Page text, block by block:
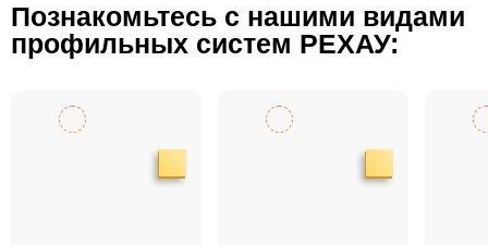
Познакомьтесь с нашими видами
профильных систем РЕХАУ: